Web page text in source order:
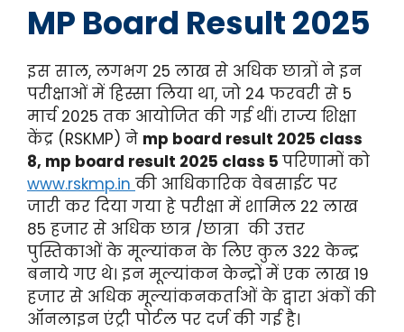
MP Board Result 2025
इस साल, लगभग 25 लाख से अधिक छात्रों ने इन
परीक्षाओं में हिस्सा लिया था, जो 24 फरवरी से 5
मार्च 2025 तक आयोजित की गई थीं। राज्य शिक्षा
केंद्र (RSKMP) ने mp board result 2025 class
8, mp board result 2025 class 5 परिणामों को
www.rskmp.in की आधिकारिक वेबसाईट पर
जारी कर दिया गया हे परीक्षा में शामिल 22 लाख
85 हजार से अधिक छात्र /छात्रा की उत्तर
पुस्तिकाओं के मूल्यांकन के लिए कुल 322 केन्द्र
बनाये गए थे। इन मूल्यांकन केन्द्रों में एक लाख 19
हजार से अधिक मूल्यांकनकर्ताओं के द्वारा अंकों की
ऑनलाइन एंट्री पोर्टल पर दर्ज की गई है।